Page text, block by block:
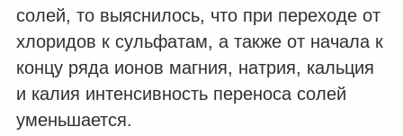
солей, то выяснилось, что при переходе от
хлоридов к сульфатам, а также от начала к
концу ряда ионов магния, натрия, кальция
и калия интенсивность переноса солей
уменьшается.